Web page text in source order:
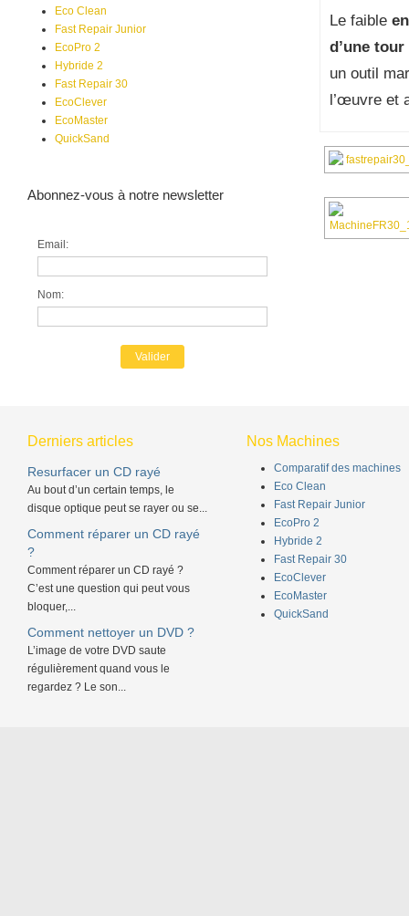
Le faible
d’une
un outil
l’œuvre et
Eco Clean
Fast Repair Junior
EcoPro 2
Hybride 2
Fast Repair 30
EcoClever
EcoMaster
QuickSand
Abonnez-vous à notre newsletter
Email:
Nom:
Derniers articles
Resurfacer un CD rayé
Au bout d’un certain temps, le
disque optique peut se rayer ou se...
Comment réparer un CD rayé
?
Comment réparer un CD rayé ?
C’est une question qui peut vous
bloquer,...
Comment nettoyer un DVD ?
L’image de votre DVD saute
régulièrement quand vous le
regardez ? Le son...
Nos Machines
Comparatif des machines
Eco Clean
Fast Repair Junior
EcoPro 2
Hybride 2
Fast Repair 30
EcoClever
EcoMaster
QuickSand